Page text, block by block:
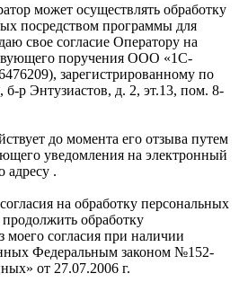
может осуществлять обработку
посредством программы для
свое согласие Оператору на
поручения ООО «1С-
зарегистрированному по
б-р Энтузиастов, д. 2, эт.13, пом. 8-
до момента его отзыва путем
уведомления на электронный
адресу .
на обработку персональных
обработку
моего согласия при наличии
Федеральным законом №152-
от 27.07.2006 г.